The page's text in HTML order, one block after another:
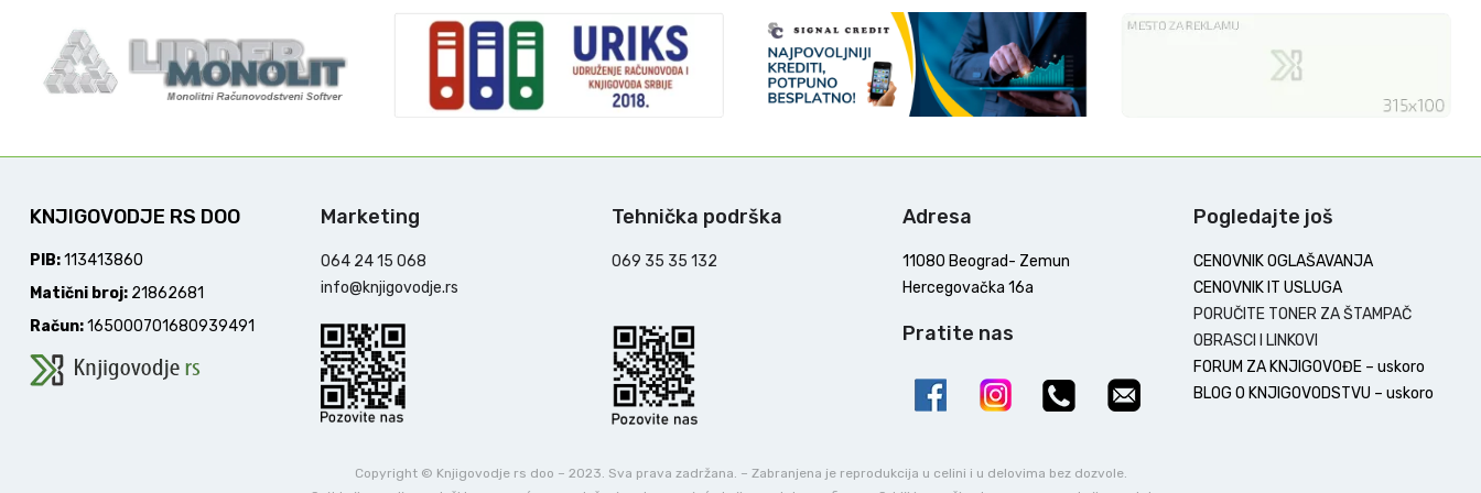
KNJIGOVODJE RS DOO
PIB:113413860
Matični broj: 21862681
Račun:165000701680939491
Marketing
064 24 15 068
info@knjigovodje.rs
Tehnička podrška
069 35 35 132
Adresa
11080 Beograd- Zemun
Hercegovačka 16a
Pratite nas
Pogledajte još
CENOVNIK OGLAŠAVANJA
CENOVNIK IT USLUGA
PORUČITE TONER ZA ŠTAMPAČ
OBRASCI I LINKOVI
FORUM ZA KNJIGOVOĐE – uskoro
BLOG O KNJIGOVODSTVU – uskoro
Copyright © Knjigovodje rs doo – 2023. Sva prava zadržana. – Zabranjena je reprodukcija u celini i u delovima bez dozvole.